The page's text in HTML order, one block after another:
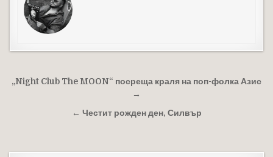
Навигация
„Night Club The MOON“ посреща краля на поп-фолка Азис
→
← Честит рожден ден, Силвър